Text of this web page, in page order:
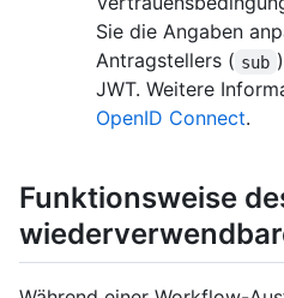
Sie die Angaben
Antragstellers ( sub
JWT. Weitere
OpenID Connect.
Funktionsweise